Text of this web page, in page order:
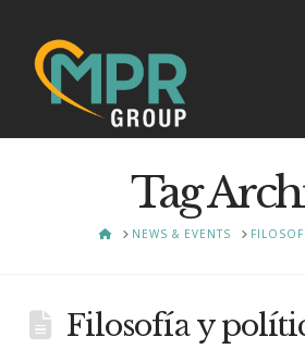
Tag
HOMENEWS & EVENTS
Filosofía y